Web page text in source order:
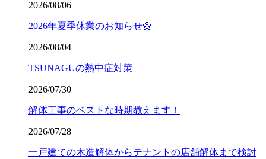
2026/08/06
2026年夏季休業のお知らせ🌼
2026/08/04
TSUNAGUの熱中症対策
2026/07/30
解体工事のベストな時期教えます！
2026/07/28
一戸建ての木造解体からテナントの店舗解体まで検討